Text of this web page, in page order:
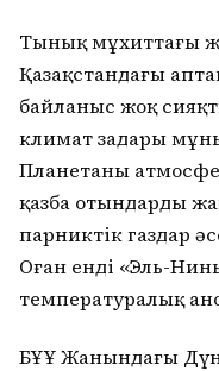
Тынық мұхиттағы
Қазақстандағы
байланыс жоқ
климат заңдары
Планетаның
қазба отындардың
парниктік газдар
Оған енді «Эль-
температуралық
БҰҰ Жанындағы